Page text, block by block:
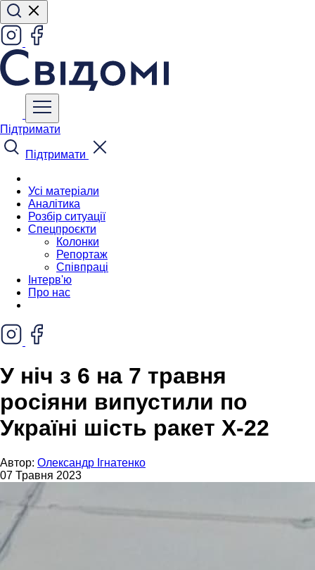
Підтримати
Підтримати
Усі матеріали
Аналітика
Розбір ситуації
Спецпроєкти
Колонки
Репортаж
Співпраці
Інтерв'ю
Про нас
У ніч з 6 на 7 травня
росіяни випустили по
Україні шість ракет Х-22
Автор: Олександр Ігнатенко
07 Травня 2023